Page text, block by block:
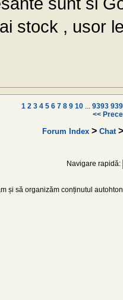
stock , usor
1 2 3 4 5 6 7 8 9 10 ... 9393
<<
Forum Index> Chat
Navigare rapidă:
și să organizăm conținutul